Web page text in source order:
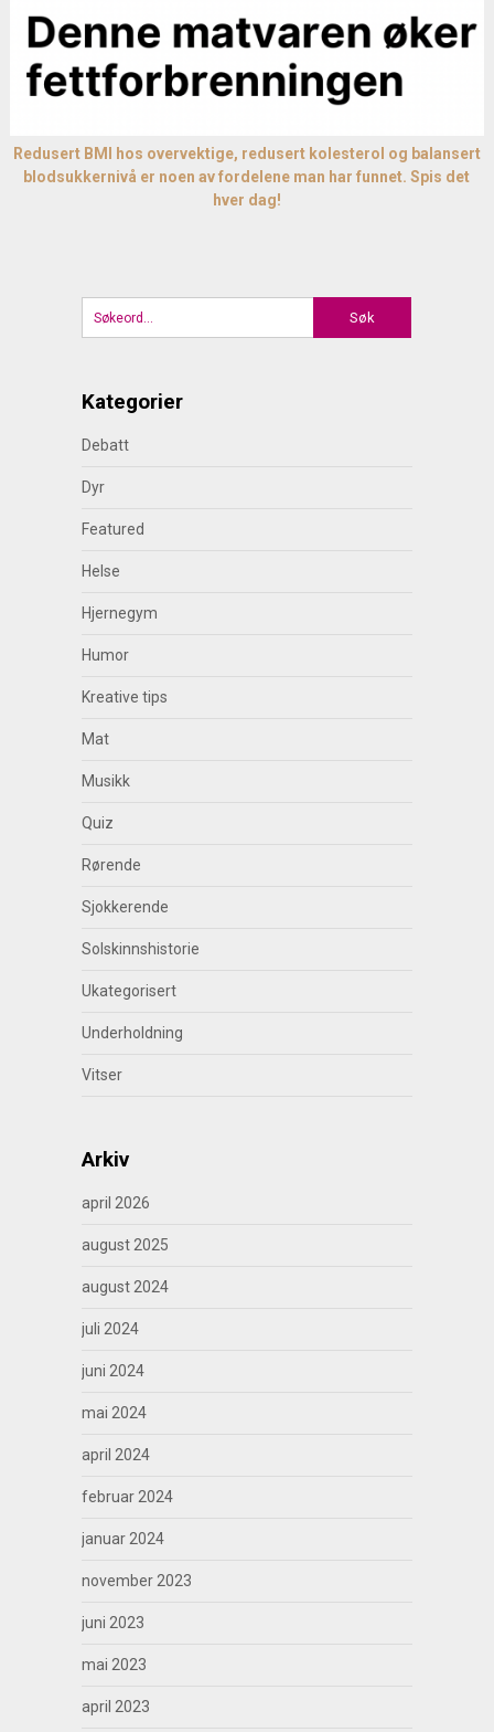
Redusert BMI hos overvektige, redusert kolesterol og balansert
blodsukkernivå er noen av fordelene man har funnet. Spis det
hver dag!
Kategorier
Debatt
Dyr
Featured
Helse
Hjernegym
Humor
Kreative tips
Mat
Musikk
Quiz
Rørende
Sjokkerende
Solskinnshistorie
Ukategorisert
Underholdning
Vitser
Arkiv
april 2026
august 2025
august 2024
juli 2024
juni 2024
mai 2024
april 2024
februar 2024
januar 2024
november 2023
juni 2023
mai 2023
april 2023